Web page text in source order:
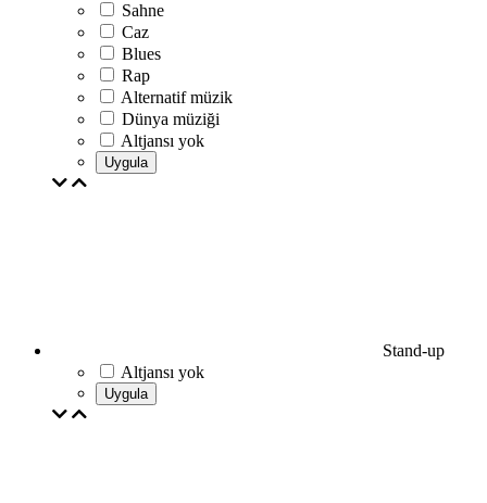
Sahne
Caz
Blues
Rap
Alternatif müzik
Dünya müziği
Altjansı yok
Uygula
Stand-up
Altjansı yok
Uygula